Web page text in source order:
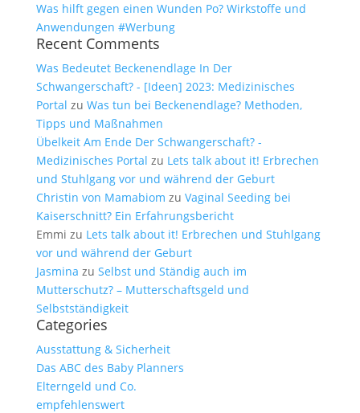
Was hilft gegen einen Wunden Po? Wirkstoffe und
Anwendungen #Werbung
Recent Comments
Was Bedeutet Beckenendlage In Der
Schwangerschaft? - [Ideen] 2023: Medizinisches
Portal zu Was tun bei Beckenendlage? Methoden,
Tipps und Maßnahmen
Übelkeit Am Ende Der Schwangerschaft? -
Medizinisches Portal zu Lets talk about it! Erbrechen
und Stuhlgang vor und während der Geburt
Christin von Mamabiom zu Vaginal Seeding bei
Kaiserschnitt? Ein Erfahrungsbericht
Emmi zu Lets talk about it! Erbrechen und Stuhlgang
vor und während der Geburt
Jasmina zu Selbst und Ständig auch im
Mutterschutz? – Mutterschaftsgeld und
Selbstständigkeit
Categories
Ausstattung & Sicherheit
Das ABC des Baby Planners
Elterngeld und Co.
empfehlenswert